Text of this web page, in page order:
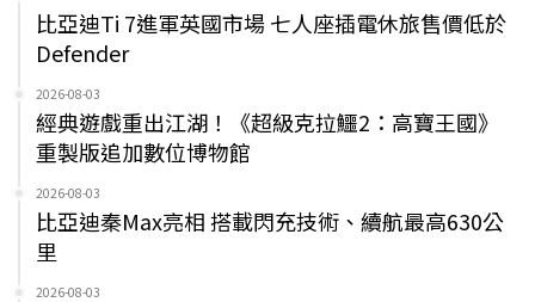
比亞迪Ti 7進軍英國市場 七人座插電休旅售價低於
Defender
2026-08-03
經典遊戲重出江湖！《超級克拉鱷2：高寶王國》
重製版追加數位博物館
2026-08-03
比亞迪秦Max亮相 搭載閃充技術、續航最高630公
里
2026-08-03